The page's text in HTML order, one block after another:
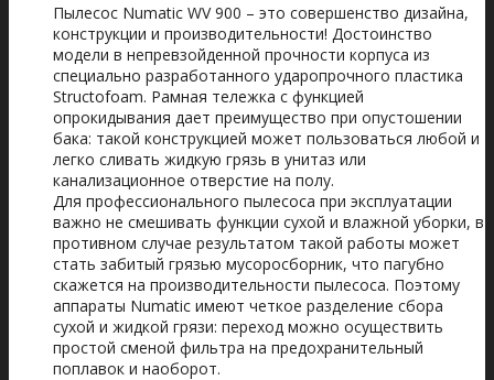
Пылесос Numatic WV 900 – это совершенство дизайна,
конструкции и производительности! Достоинство
модели в непревзойденной прочности корпуса из
специально разработанного ударопрочного пластика
Structofoam. Рамная тележка с функцией
опрокидывания дает преимущество при опустошении
бака: такой конструкцией может пользоваться любой и
легко сливать жидкую грязь в унитаз или
канализационное отверстие на полу.
Для профессионального пылесоса при эксплуатации
важно не смешивать функции сухой и влажной уборки, в
противном случае результатом такой работы может
стать забитый грязью мусоросборник, что пагубно
скажется на производительности пылесоса. Поэтому
аппараты Numatic имеют четкое разделение сбора
сухой и жидкой грязи: переход можно осуществить
простой сменой фильтра на предохранительный
поплавок и наоборот.